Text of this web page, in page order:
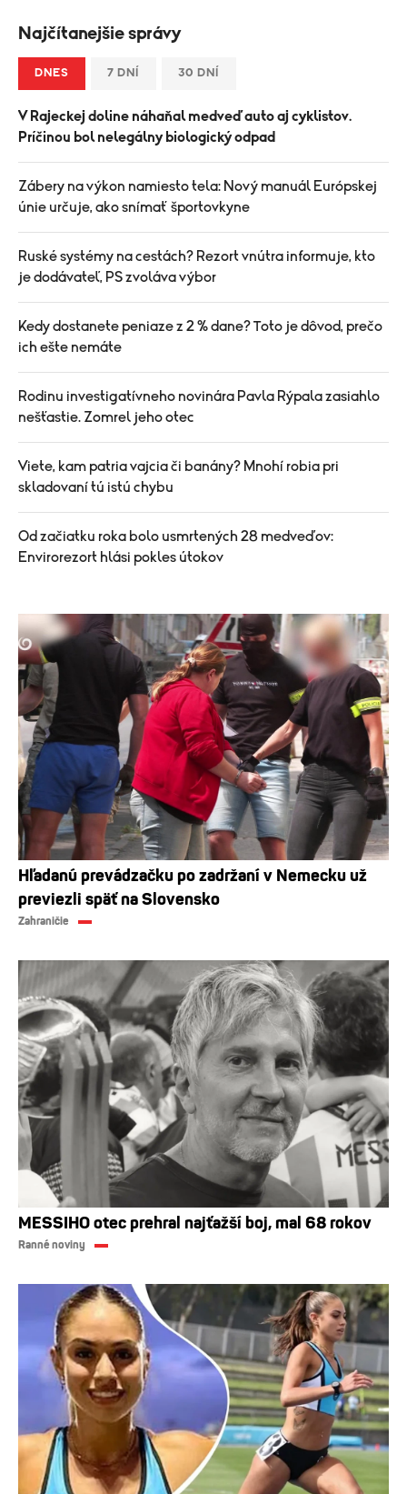
Najčítanejšie správy
DNES 7 DNÍ 30 DNÍ
V Rajeckej doline náhaňal medveď auto aj cyklistov.
Príčinou bol nelegálny biologický odpad
Zábery na výkon namiesto tela: Nový manuál Európskej
únie určuje, ako snímať športovkyne
Ruské systémy na cestách? Rezort vnútra informuje, kto
je dodávateľ, PS zvoláva výbor
Kedy dostanete peniaze z 2 % dane? Toto je dôvod, prečo
ich ešte nemáte
Rodinu investigatívneho novinára Pavla Rýpala zasiahlo
nešťastie. Zomrel jeho otec
Viete, kam patria vajcia či banány? Mnohí robia pri
skladovaní tú istú chybu
Od začiatku roka bolo usmrtených 28 medveďov:
Envirorezort hlási pokles útokov
Hľadanú prevádzačku po zadržaní v Nemecku už
previezli späť na Slovensko
Zahraničie
MESSIHO otec prehral najťažší boj, mal 68 rokov
Ranné noviny